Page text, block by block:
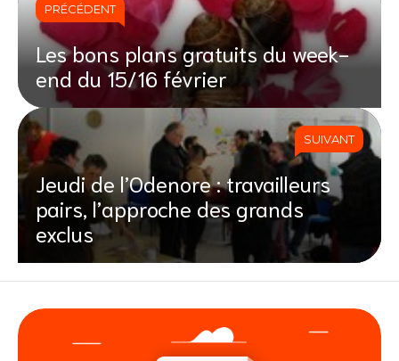
PRÉCÉDENT
Les bons plans gratuits du week-
end du 15/16 février
SUIVANT
Jeudi de l’Odenore : travailleurs
pairs, l’approche des grands
exclus